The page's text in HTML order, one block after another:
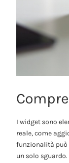
I widget sono
reale, come
funzionalità può
un solo sguardo.